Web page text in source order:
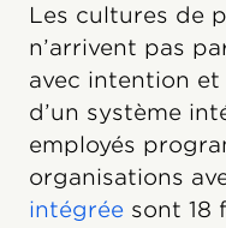
Les cultures de
n’arrivent pas
avec intention
d’un système
employés
organisations
intégrée sont 18